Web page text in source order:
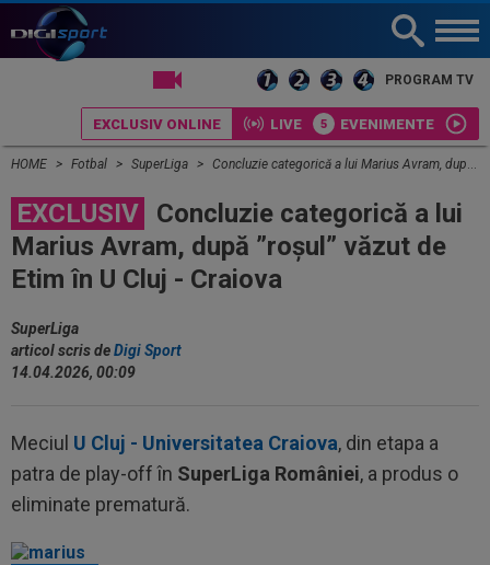
PROGRAM TV
EXCLUSIV ONLINE LIVE EVENIMENTE
HOME Fotbal SuperLiga Concluzie categorică a lui Marius Avram, după ”roșul” văzut de Etim în U Cluj - Craiova
EXCLUSIV
Concluzie categorică a lui
Marius Avram, după ”roșul” văzut de
Etim în U Cluj - Craiova
SuperLiga
articol scris deDigi Sport
14.04.2026, 00:09
Meciul U Cluj - Universitatea Craiova, din etapa a
patra de play-off în SuperLiga României, a produs o
eliminate prematură.